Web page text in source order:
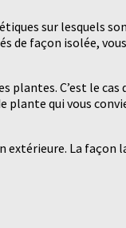
sur lesquels
de façon isolée,
plantes. C’est le
qui vous
extérieure. La